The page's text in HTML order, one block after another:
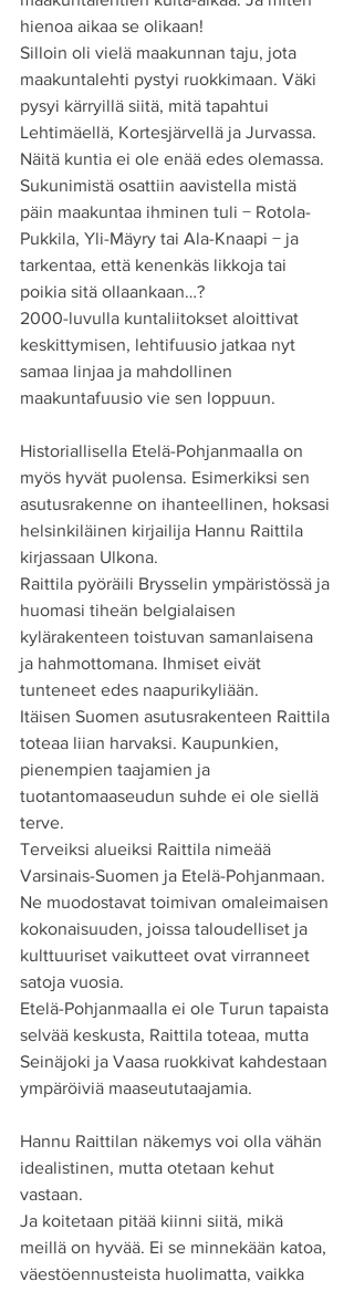
hienoa aikaa se olikaan!
Silloin oli vielä maakunnan taju, jota
maakuntalehti pystyi ruokkimaan. Väki
pysyi kärryillä siitä, mitä tapahtui
Lehtimäellä, Kortesjärvellä ja Jurvassa.
Näitä kuntia ei ole enää edes olemassa.
Sukunimistä osattiin aavistella mistä
päin maakuntaa ihminen tuli − Rotola-
Pukkila, Yli-Mäyry tai Ala-Knaapi − ja
tarkentaa, että kenenkäs likkoja tai
poikia sitä ollaankaan…?
2000-luvulla kuntaliitokset aloittivat
keskittymisen, lehtifuusio jatkaa nyt
samaa linjaa ja mahdollinen
maakuntafuusio vie sen loppuun.
Historiallisella Etelä-Pohjanmaalla on
myös hyvät puolensa. Esimerkiksi sen
asutusrakenne on ihanteellinen, hoksasi
helsinkiläinen kirjailija Hannu Raittila
kirjassaan Ulkona.
Raittila pyöräili Brysselin ympäristössä ja
huomasi tiheän belgialaisen
kylärakenteen toistuvan samanlaisena
ja hahmottomana. Ihmiset eivät
tunteneet edes naapurikyliään.
Itäisen Suomen asutusrakenteen Raittila
toteaa liian harvaksi. Kaupunkien,
pienempien taajamien ja
tuotantomaaseudun suhde ei ole siellä
terve.
Terveiksi alueiksi Raittila nimeää
Varsinais-Suomen ja Etelä-Pohjanmaan.
Ne muodostavat toimivan omaleimaisen
kokonaisuuden, joissa taloudelliset ja
kulttuuriset vaikutteet ovat virranneet
satoja vuosia.
Etelä-Pohjanmaalla ei ole Turun tapaista
selvää keskusta, Raittila toteaa, mutta
Seinäjoki ja Vaasa ruokkivat kahdestaan
ympäröiviä maaseututaajamia.
Hannu Raittilan näkemys voi olla vähän
idealistinen, mutta otetaan kehut
vastaan.
Ja koitetaan pitää kiinni siitä, mikä
meillä on hyvää. Ei se minnekään katoa,
väestöennusteista huolimatta, vaikka